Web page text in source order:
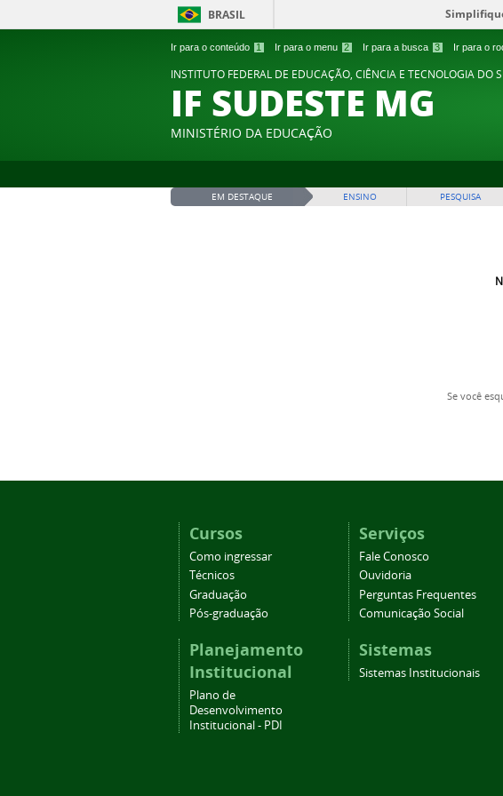
Ir para o conteúdo 1 Ir para o menu 2 Ir para a busca 3 Ir para o
BRASIL
INSTITUTO FEDERAL DE EDUCAÇÃO, CIÊNCIA E TECNOLOGIA DO
IF SUDESTE MG
MINISTÉRIO DA EDUCAÇÃO
EM DESTAQUE ENSINO PESQUISA
Se você
Cursos
Como ingressar
Técnicos
Graduação
Pós-graduação
Planejamento
Institucional
Plano de
Desenvolvimento
Institucional - PDI
Serviços
Fale Conosco
Ouvidoria
Perguntas Frequentes
Comunicação Social
Sistemas
Sistemas Institucionais